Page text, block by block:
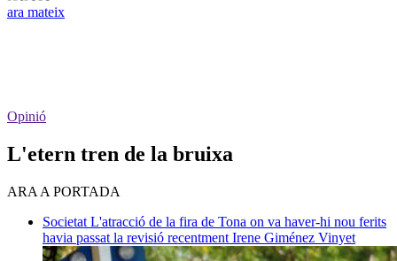
ara mateix
Opinió
​L'etern tren de la bruixa
ARA A PORTADA
Societat L'atracció de la fira de Tona on va haver-hi nou ferits
havia passat la revisió recentment Irene Giménez Vinyet